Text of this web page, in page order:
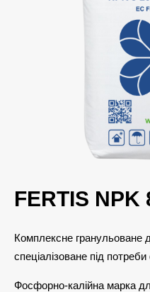
FERTIS NPK
Комплексне гранульоване
спеціалізоване під потреби
Фосфорно-калійна марка